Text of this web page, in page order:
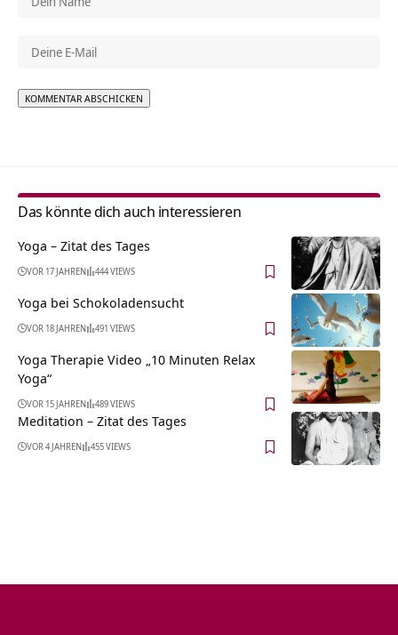
Das könnte dich auch interessieren
Yoga – Zitat des Tages
VOR 17 JAHREN 444 VIEWS
Yoga bei Schokoladensucht
VOR 18 JAHREN 491 VIEWS
Yoga Therapie Video „10 Minuten Relax
Yoga“
VOR 15 JAHREN 489 VIEWS
Meditation – Zitat des Tages
VOR 4 JAHREN 455 VIEWS